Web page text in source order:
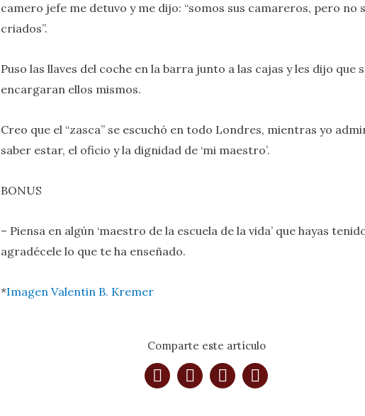
camero jefe me detuvo y me dijo: “somos sus camareros, pero no
criados”.
Puso las llaves del coche en la barra junto a las cajas y les dijo que
encargaran ellos mismos.
Creo que el “zasca” se escuchó en todo Londres, mientras yo
saber estar, el oficio y la dignidad de ‘mi maestro’.
BONUS
– Piensa en algún ‘maestro de la escuela de la vida’ que hayas
agradécele lo que te ha enseñado.
*Imagen Valentin B. Kremer
Comparte este artículo